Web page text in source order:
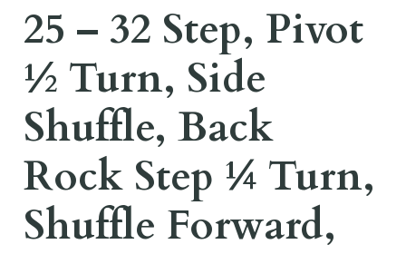
25 – 32 Step, Pivot
½ Turn, Side
Shuffle, Back
Rock Step ¼ Turn,
Shuffle Forward,